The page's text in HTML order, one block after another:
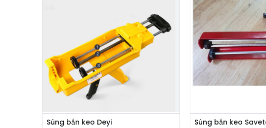
Súng bắn keo Deyi Súng bắn keo